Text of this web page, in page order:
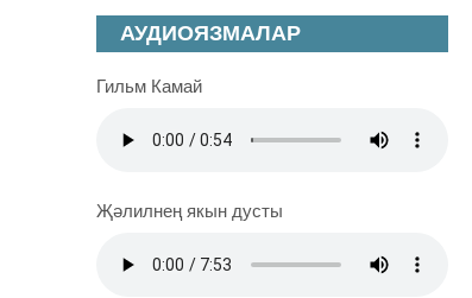
АУДИОЯЗМАЛАР
Гильм Камай
Җәлилнең якын дусты